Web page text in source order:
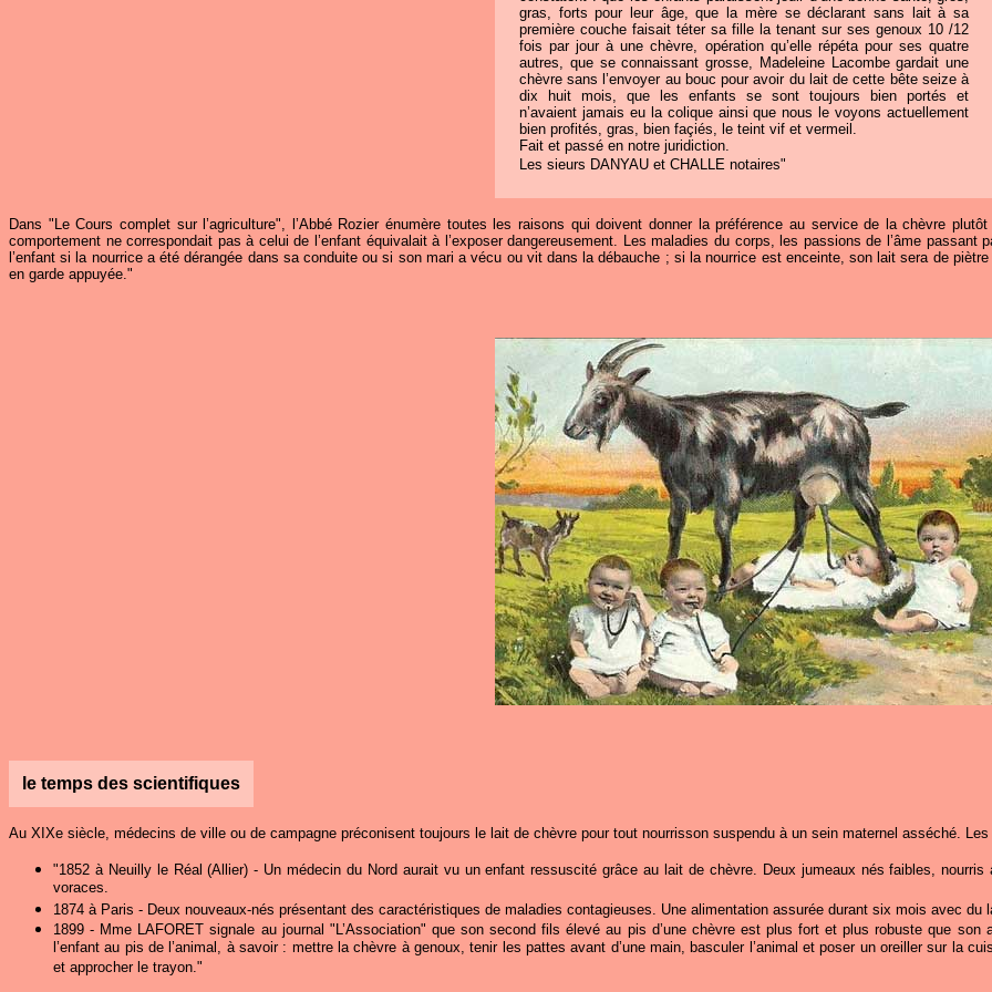
gras, forts pour leur âge, que la mère se déclarant sans lait à sa
première couche faisait téter sa fille la tenant sur ses genoux 10 /12
fois par jour à une chèvre, opération qu’elle répéta pour ses quatre
autres, que se connaissant grosse, Madeleine Lacombe gardait une
chèvre sans l’envoyer au bouc pour avoir du lait de cette bête seize à
dix huit mois, que les enfants se sont toujours bien portés et
n’avaient jamais eu la colique ainsi que nous le voyons actuellement
bien profités, gras, bien façiés, le teint vif et vermeil.
Fait et passé en notre juridiction.
Les sieurs DANYAU et CHALLE notaires"
Dans "Le Cours complet sur l’agriculture", l’Abbé Rozier énumère toutes les raisons qui doivent donner la préférence au service de la chèvre
comportement ne correspondait pas à celui de l’enfant équivalait à l’exposer dangereusement. Les maladies du corps, les passions de l’âme
l’enfant si la nourrice a été dérangée dans sa conduite ou si son mari a vécu ou vit dans la débauche ; si la nourrice est enceinte, son lait sera de
en garde appuyée."
le temps des scientifiques
Au XIXe siècle, médecins de ville ou de campagne préconisent toujours le lait de chèvre pour tout nourrisson suspendu à un sein maternel asséché.
"1852 à Neuilly le Réal (Allier) - Un médecin du Nord aurait vu un enfant ressuscité grâce au lait de chèvre. Deux jumeaux nés faibles,
voraces.
1874 à Paris - Deux nouveaux-nés présentant des caractéristiques de maladies contagieuses. Une alimentation assurée durant six mois avec
1899 - Mme LAFORET signale au journal "L’Association" que son second fils élevé au pis d’une chèvre est plus fort et plus robuste que
l’enfant au pis de l’animal, à savoir : mettre la chèvre à genoux, tenir les pattes avant d’une main, basculer l’animal et poser un oreiller sur la
et approcher le trayon."